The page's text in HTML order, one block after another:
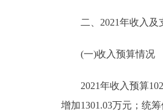
二、2021年收入及
(一)收入预算情况
2021年收入预算
增加1301.03万元；统